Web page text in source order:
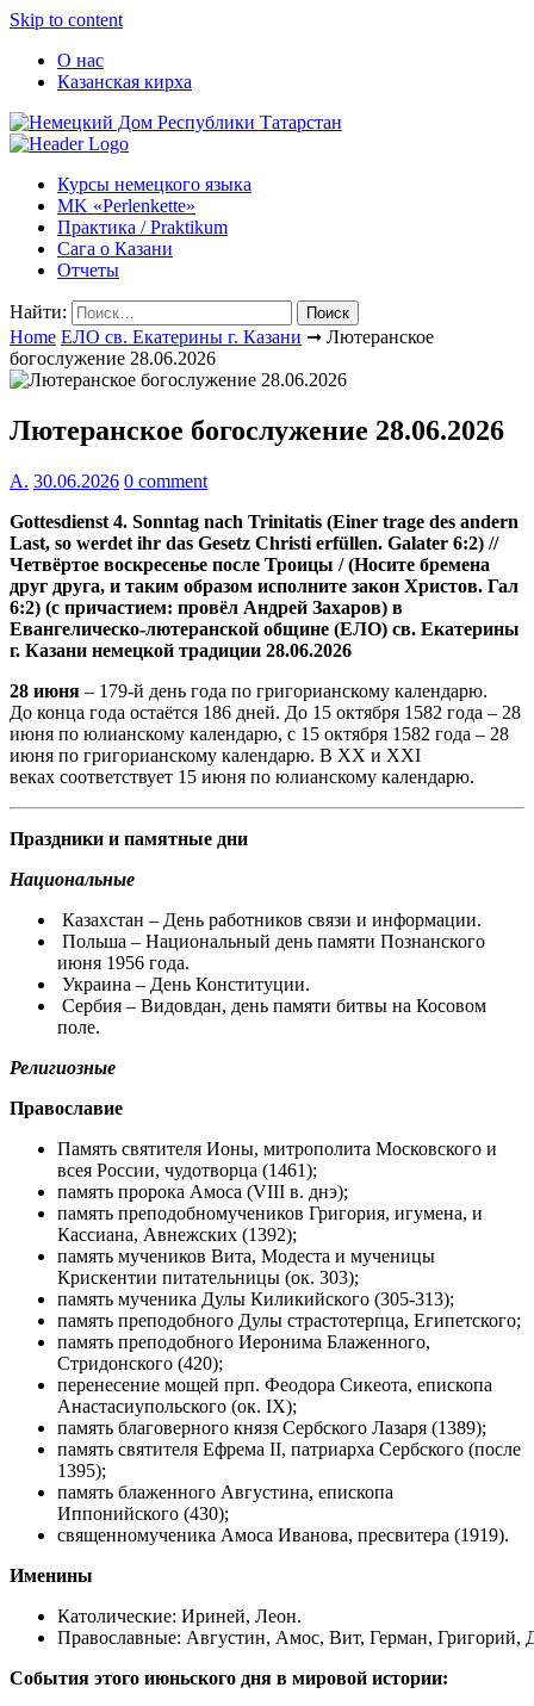
Skip to content
О нас
Казанская кирха
Курсы немецкого языка
МK «Perlenkette»
Практика / Praktikum
Сага о Казани
Отчеты
Найти:
Home ЕЛО св. Екатерины г. Казани ➞ Лютеранское
богослужение 28.06.2026
Лютеранское богослужение 28.06.2026
А. 30.06.2026 0 comment
Gottesdienst 4. Sonntag nach Trinitatis (Einer trage des andern
Last, so werdet ihr das Gesetz Christi erfüllen. Galater 6:2) //
Четвёртое воскресенье после Троицы / (Носите бремена
друг друга, и таким образом исполните закон Христов. Гал
6:2) (с причастием: провёл Андрей Захаров) в
Евангелическо-лютеранской общине (ЕЛО) св. Екатерины
г. Казани немецкой традиции 28.06.2026
28 июня – 179-й день года по григорианскому календарю.
До конца года остаётся 186 дней. До 15 октября 1582 года – 28
июня по юлианскому календарю, с 15 октября 1582 года – 28
июня по григорианскому календарю. В XX и XXI
веках соответствует 15 июня по юлианскому календарю.
Праздники и памятные дни
Национальные
Казахстан – День работников связи и информации.
Польша – Национальный день памяти Познанского
июня 1956 года.
Украина – День Конституции.
Сербия – Видовдан, день памяти битвы на Косовом
поле.
Религиозные
Православие
Память святителя Ионы, митрополита Московского и
всея России, чудотворца (1461);
память пророка Амоса (VIII в. днэ);
память преподобномучеников Григория, игумена, и
Кассиана, Авнежских (1392);
память мучеников Вита, Модеста и мученицы
Крискентии питательницы (ок. 303);
память мученика Дулы Киликийского (305-313);
память преподобного Дулы страстотерпца, Египетского;
память преподобного Иеронима Блаженного,
Стридонского (420);
перенесение мощей прп. Феодора Сикеота, епископа
Анастасиупольского (ок. IX);
память благоверного князя Сербского Лазаря (1389);
память святителя Ефрема II, патриарха Сербского (после
1395);
память блаженного Августина, епископа
Иппонийского (430);
священномученика Амоса Иванова, пресвитера (1919).
Именины
Католические: Ириней, Леон.
Православные: Августин, Амос, Вит, Герман,
События этого июньского дня в мировой истории: